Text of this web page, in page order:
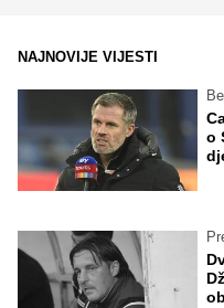
NAJNOVIJE VIJESTI
o